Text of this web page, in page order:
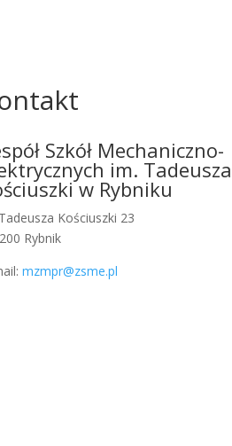
Szkół Mechaniczno-
im. Tadeusza
w Rybniku
Kościuszki 23
Rybnik
mzmpr@zsme.pl